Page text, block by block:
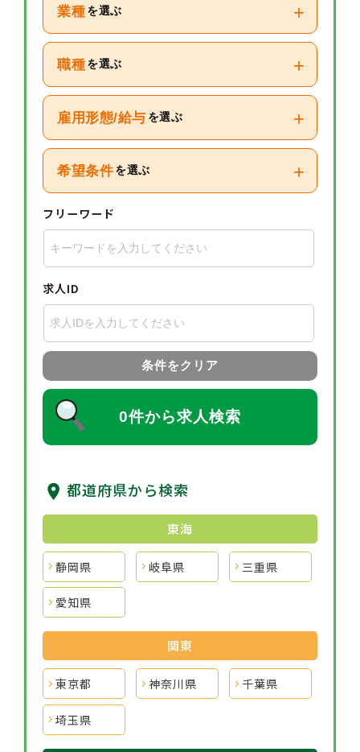
業種 を選ぶ +
職種 を選ぶ +
雇用形態/給与 を選ぶ +
希望条件 を選ぶ +
フリーワード
求人ID
条件をクリア
0件から求人検索
都道府県から検索
東海
静岡県 岐阜県 三重県
愛知県
関東
東京都 神奈川県 千葉県
埼玉県